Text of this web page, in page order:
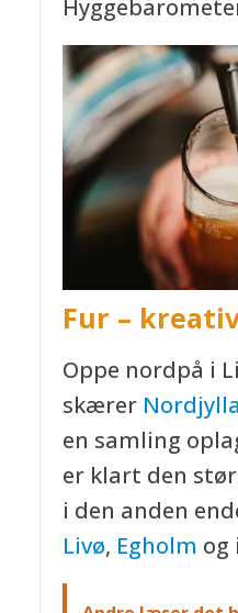
Fur –
Oppe nordpå i
skærer
en samling
er klart den
i den anden
Livø, Egholm og